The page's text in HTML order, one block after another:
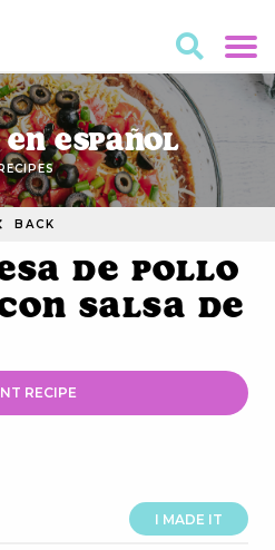
Español
RECIPES
BACK
de Pollo
Salsa de
RECIPE
I MADE IT